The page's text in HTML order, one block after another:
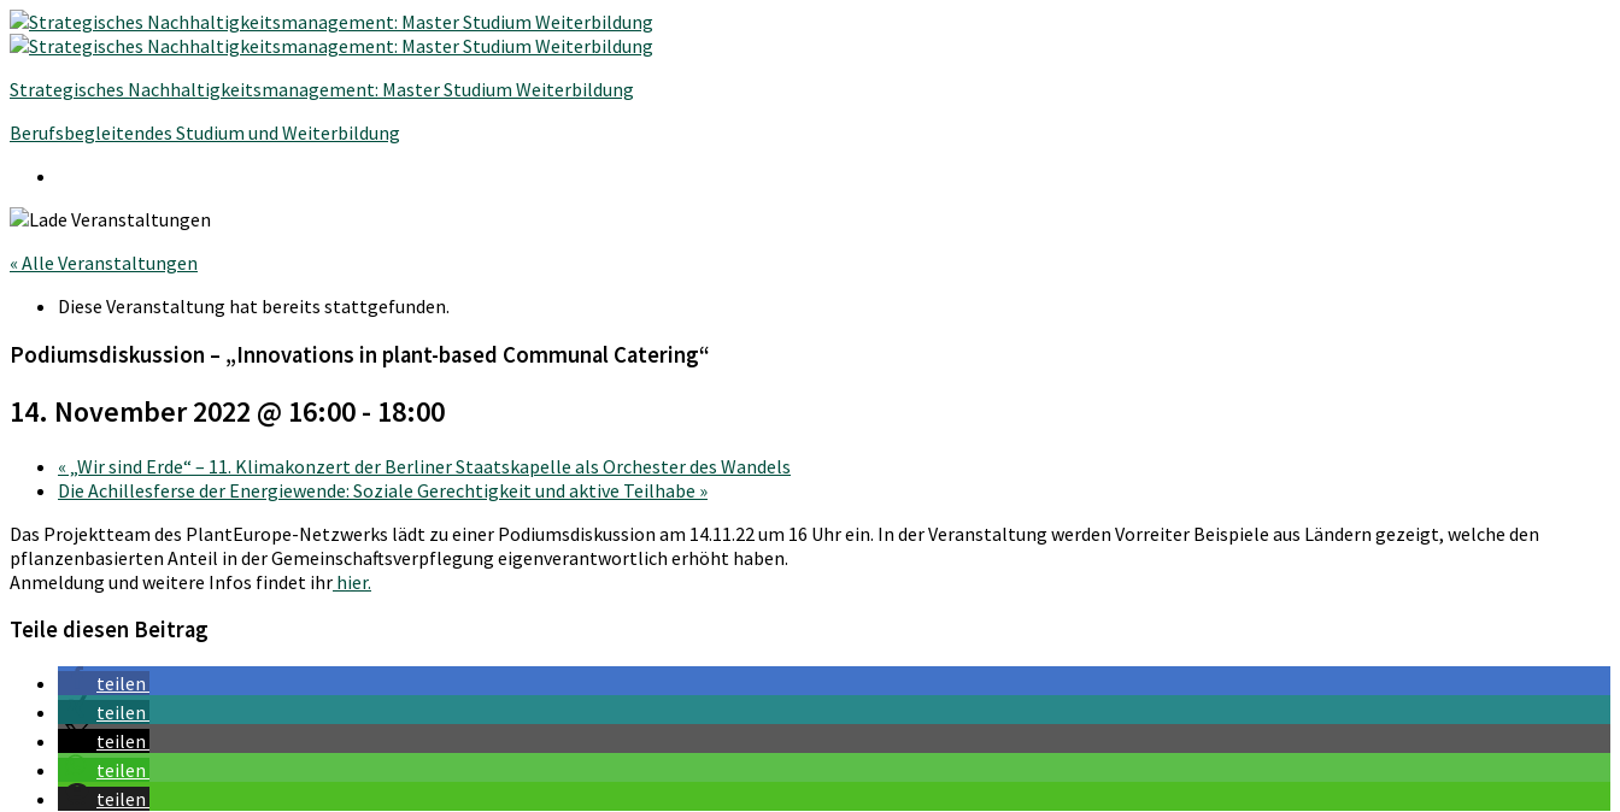
Strategisches Nachhaltigkeitsmanagement: Master Studium Weiterbildung
Berufsbegleitendes Studium und Weiterbildung
« Alle Veranstaltungen
Diese Veranstaltung hat bereits stattgefunden.
Podiumsdiskussion – „Innovations in plant-based Communal Catering“
14. November 2022 @ 16:00- 18:00
« „Wir sind Erde“ – 11. Klimakonzert der Berliner Staatskapelle als Orchester des Wandels
Die Achillesferse der Energiewende: Soziale Gerechtigkeit und aktive Teilhabe »
Das Projektteam des PlantEurope-Netzwerks lädt zu einer Podiumsdiskussion am 14.11.22 um 16 Uhr ein. In der Veranstaltung werden Vorreiter Beispiele aus Ländern gezeigt, welche den
pflanzenbasierten Anteil in der Gemeinschaftsverpflegung eigenverantwortlich erhöht haben.
Anmeldung und weitere Infos findet ihr hier.
Teile diesen Beitrag
teilen
teilen
teilen
teilen
teilen